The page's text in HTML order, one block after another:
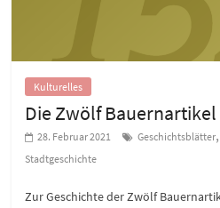
Kulturelles
Die Zwölf Bauernartikel
28. Februar 2021 Geschichtsblätter,
Stadtgeschichte
Zur Geschichte der Zwölf